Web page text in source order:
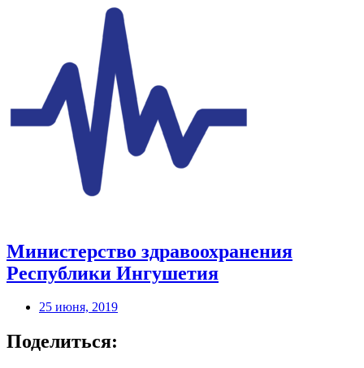
Министерство здравоохранения
Республики Ингушетия
25 июня, 2019
Поделиться: